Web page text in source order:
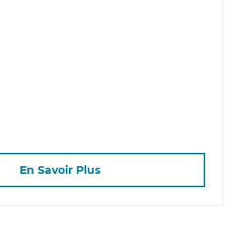
En Savoir Plus